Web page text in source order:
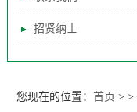
招贤纳士
您现在的位置： 首页 > >